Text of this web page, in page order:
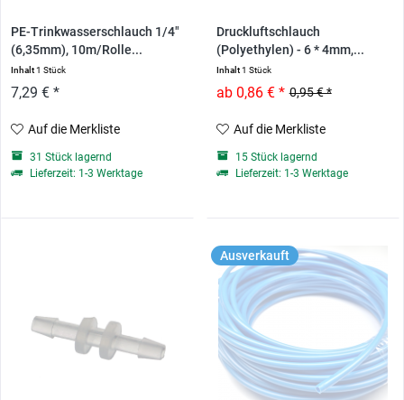
PE-Trinkwasserschlauch 1/4"
(6,35mm), 10m/Rolle...
Inhalt1 Stück
7,29 € *
Auf die Merkliste
31 Stück lagernd
Lieferzeit: 1-3 Werktage
Druckluftschlauch
(Polyethylen) - 6 * 4mm,...
Inhalt1 Stück
0,95 € *
ab 0,86 € *
Auf die Merkliste
15 Stück lagernd
Lieferzeit: 1-3 Werktage
Ausverkauft